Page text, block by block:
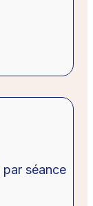
par séance